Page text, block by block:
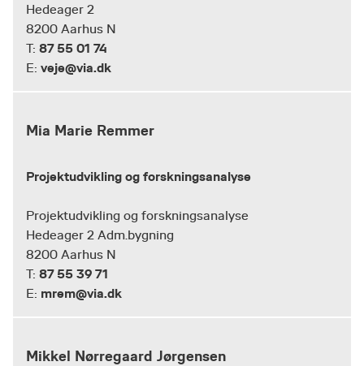
Hedeager 2
8200 Aarhus N
T: 87 55 01 74
E: veje@via.dk
Mia Marie Remmer
Projektudvikling og forskningsanalyse
Projektudvikling og forskningsanalyse
Hedeager 2 Adm.bygning
8200 Aarhus N
T: 87 55 39 71
E: mrem@via.dk
Mikkel Nørregaard Jørgensen